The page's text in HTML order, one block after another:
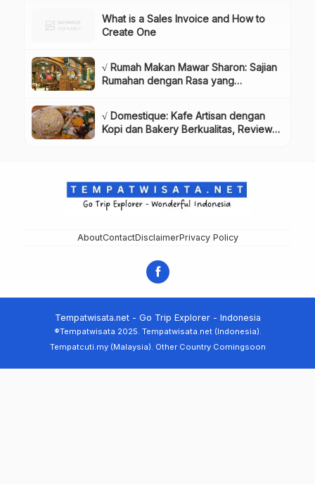
What is a Sales Invoice and How to
Create One
√ Rumah Makan Mawar Sharon: Sajian
Rumahan dengan Rasa yang
√ Domestique: Kafe Artisan dengan
Kopi dan Bakery Berkualitas, Review
AboutContactDisclaimerPrivacy Policy
Tempatwisata.net - Go Trip Explorer - Indonesia
®Tempatwisata 2025. Tempatwisata.net (Indonesia).
Tempatcuti.my (Malaysia). Other Country Comingsoon